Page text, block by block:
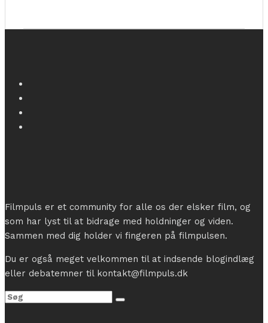
Filmpuls er et community for alle os der elsker film, og
som har lyst til at bidrage med holdninger og viden.
Sammen med dig holder vi fingeren på filmpulsen.
Du er også meget velkommen til at indsende blogindlæg
eller debatemner til kontakt@filmpuls.dk